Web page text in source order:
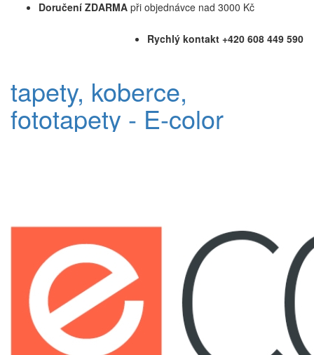
Doručení ZDARMA při objednávce nad 3000 Kč
Rychlý kontakt +420 608 449 590
tapety, koberce,
fototapety - E-color